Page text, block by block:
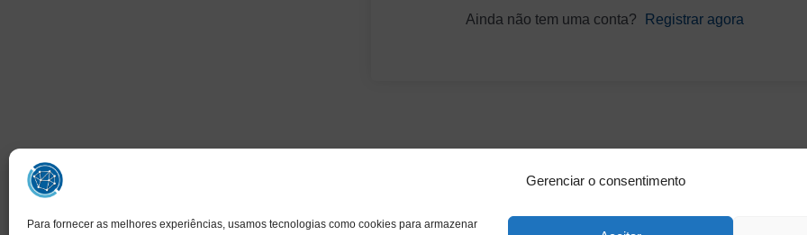
Gerenciar o consentimento
Para fornecer as melhores experiências, usamos tecnologias como cookies para armazenar
Ainda não tem uma conta? Registrar agora